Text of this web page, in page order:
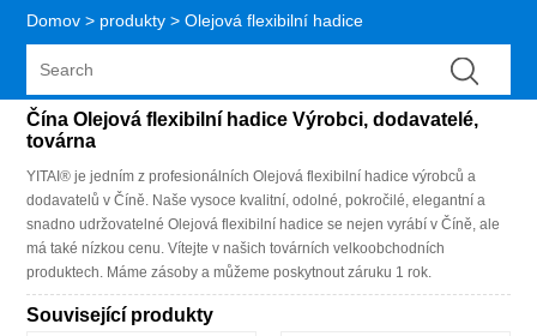
Domov > produkty > Olejová flexibilní hadice
Čína Olejová flexibilní hadice Výrobci, dodavatelé,
továrna
YITAI® je jedním z profesionálních Olejová flexibilní hadice výrobců a
dodavatelů v Číně. Naše vysoce kvalitní, odolné, pokročilé, elegantní a
snadno udržovatelné Olejová flexibilní hadice se nejen vyrábí v Číně, ale
má také nízkou cenu. Vítejte v našich továrních velkoobchodních
produktech. Máme zásoby a můžeme poskytnout záruku 1 rok.
Související produkty